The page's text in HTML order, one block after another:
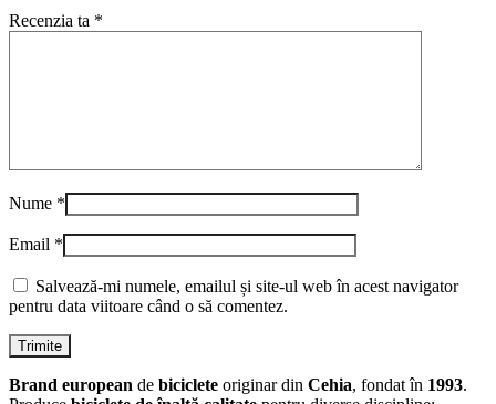
Recenzia ta *
Nume *
Email *
Salvează-mi numele, emailul și site-ul web în acest navigator
pentru data viitoare când o să comentez.
Brand european de biciclete originar din Cehia, fondat în 1993.